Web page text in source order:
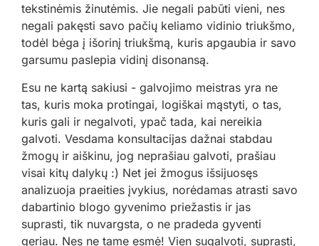
tekstinėmis žinutėmis. Jie negali pabūti vieni, nes
negali pakęsti savo pačių keliamo vidinio triukšmo,
todėl bėga į išorinį triukšmą, kuris apgaubia ir savo
garsumu paslepia vidinį disonansą.
Esu ne kartą sakiusi - galvojimo meistras yra ne
tas, kuris moka protingai, logiškai mąstyti, o tas,
kuris gali ir negalvoti, ypač tada, kai nereikia
galvoti. Vesdama konsultacijas dažnai stabdau
žmogų ir aiškinu, jog neprašiau galvoti, prašiau
visai kitų dalykų :) Net jei žmogus išsijuosęs
analizuoja praeities įvykius, norėdamas atrasti savo
dabartinio blogo gyvenimo priežastis ir jas
suprasti, tik nuvargsta, o ne pradeda gyventi
geriau. Nes ne tame esmė! Vien sugalvoti, suprasti,